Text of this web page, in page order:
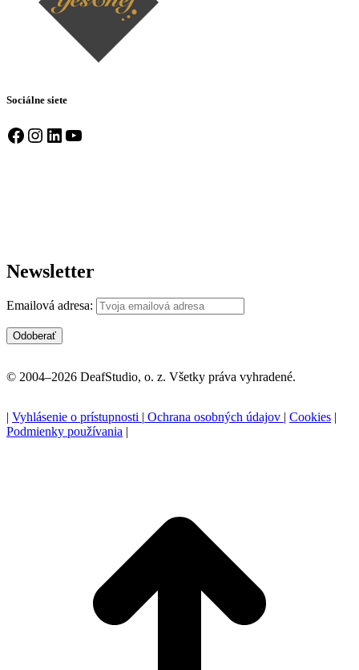
Sociálne siete
Facebook Instagram LinkedIn YouTube
Newsletter
Emailová adresa:
© 2004–2026 DeafStudio, o. z. Všetky práva vyhradené.
| Vyhlásenie o prístupnosti | Ochrana osobných údajov | Cookies |
Podmienky používania |